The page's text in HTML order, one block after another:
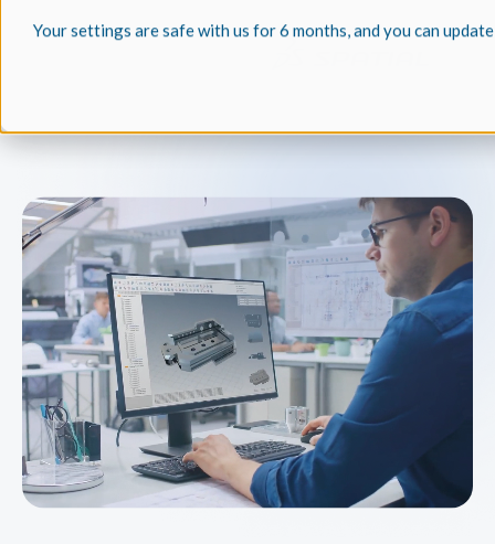
Your settings are safe with us for 6 months, and you can